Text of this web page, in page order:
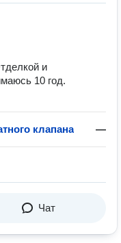
и
10 год.
клапана —
Чат